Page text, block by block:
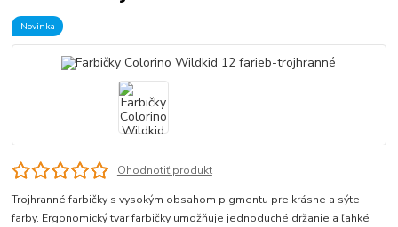
Novinka
Ohodnotiť produkt
Trojhranné farbičky s vysokým obsahom pigmentu pre krásne a sýte
farby. Ergonomický tvar farbičky umožňuje jednoduché držanie a ľahké